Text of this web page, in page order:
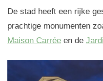
De stad heeft een rijke
prachtige monumenten
Maison Carrée en de